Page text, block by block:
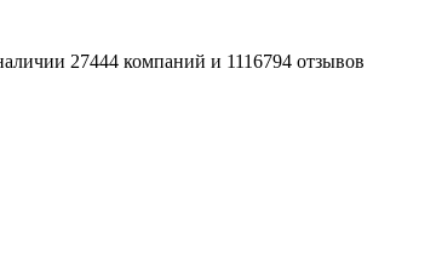
27444 компаний и 1116794 отзывов